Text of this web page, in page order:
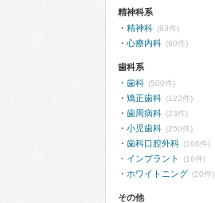
精神科系
精神科 (83件)
心療内科 (60件)
歯科系
歯科 (500件)
矯正歯科 (122件)
歯周病科 (23件)
小児歯科 (250件)
歯科口腔外科 (166件)
インプラント (16件)
ホワイトニング (20件)
その他